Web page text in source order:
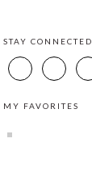
STAY CONNECTED
MY FAVORITES